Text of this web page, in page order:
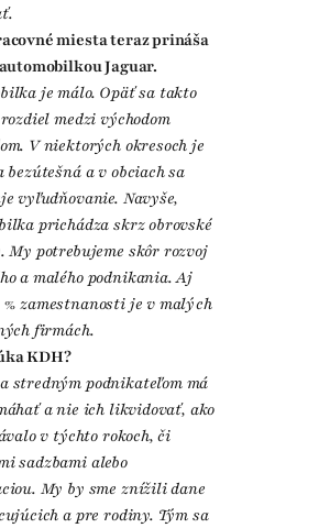
miesta teraz prináša
Jaguar.
je málo. Opäť sa takto
medzi východom
V niektorých okresoch je
a v obciach sa
vyľudňovanie. Navyše,
prichádza skrz obrovské
My potrebujeme skôr rozvoj
a malého podnikania. Aj
% zamestnanosti je v malých
firmách.
KDH?
stredným podnikateľom má
a nie ich likvidovať, ako
v týchto rokoch, či
sadzbami alebo
My by sme znížili dane
a pre rodiny. Tým sa